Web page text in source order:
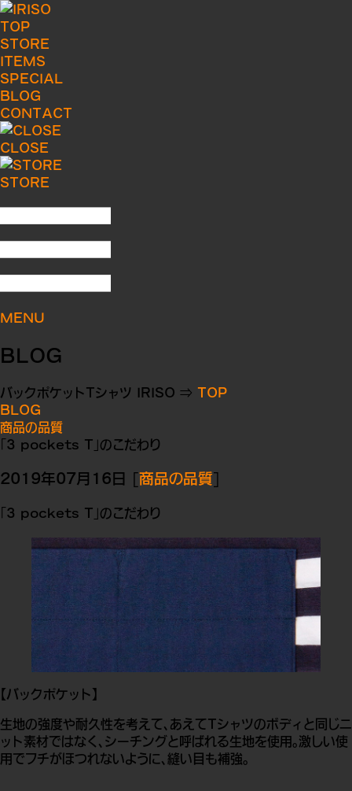
TOP
STORE
ITEMS
SPECIAL
BLOG
CONTACT
CLOSE
STORE
MENU
BLOG
バックポケットTシャツ IRISO ⇒ TOP
BLOG
商品の品質
「3 pockets T」のこだわり
2019年07月16日 [商品の品質]
「3 pockets T」のこだわり
【バックポケット】
生地の強度や耐久性を考えて、あえてTシャツのボディと同じニ
ット素材ではなく、シーチングと呼ばれる生地を使用。激しい使
用でフチがほつれないように、縫い目も補強。